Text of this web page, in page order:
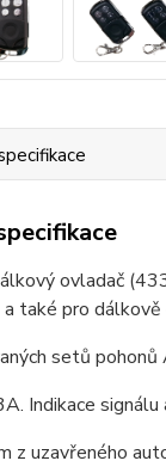
ovladač
také pro
setů
Indikace signálu
z uzavřeného